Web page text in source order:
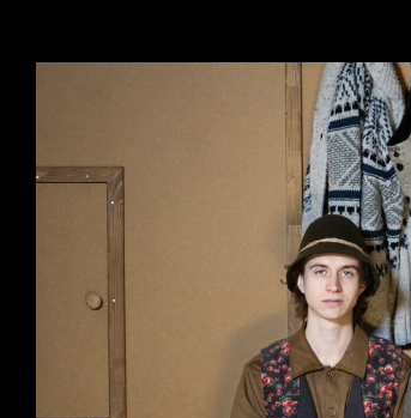
Billetterie en ligne
Mon compte